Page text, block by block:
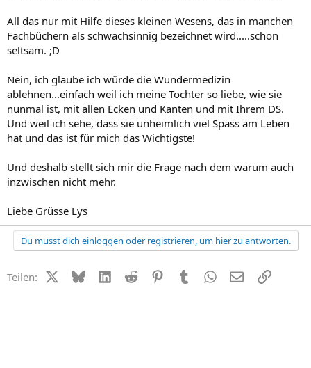
All das nur mit Hilfe dieses kleinen Wesens, das in manchen
Fachbüchern als schwachsinnig bezeichnet wird.....schon
seltsam. ;D
Nein, ich glaube ich würde die Wundermedizin
ablehnen...einfach weil ich meine Tochter so liebe, wie sie
nunmal ist, mit allen Ecken und Kanten und mit Ihrem DS.
Und weil ich sehe, dass sie unheimlich viel Spass am Leben
hat und das ist für mich das Wichtigste!
Und deshalb stellt sich mir die Frage nach dem warum auch
inzwischen nicht mehr.
Liebe Grüsse Lys
Du musst dich einloggen oder registrieren, um hier zu antworten.
Teilen: X (Twitter)
BlueskyLinkedIn
Reddit PinterestTumblr WhatsApp
E-MailLink